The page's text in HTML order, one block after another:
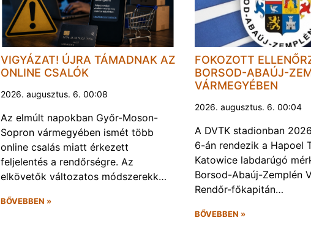
VIGYÁZAT! ÚJRA TÁMADNAK AZ
ONLINE CSALÓK
2026. augusztus. 6. 00:08
Az elmúlt napokban Győr-Moson-
Sopron vármegyében ismét több
online csalás miatt érkezett
feljelentés a rendőrségre. Az
elkövetők változatos módszerekk…
BŐVEBBEN »
FOKOZOTT
BORSOD-ABAÚJ-
VÁRMEGYÉBEN
2026. augusztus. 6. 00:04
A DVTK stadionban
6-án rendezik a Hapoel
Katowice labdarúgó
Borsod-Abaúj-Zemplén
Rendőr-főkapitán…
BŐVEBBEN »